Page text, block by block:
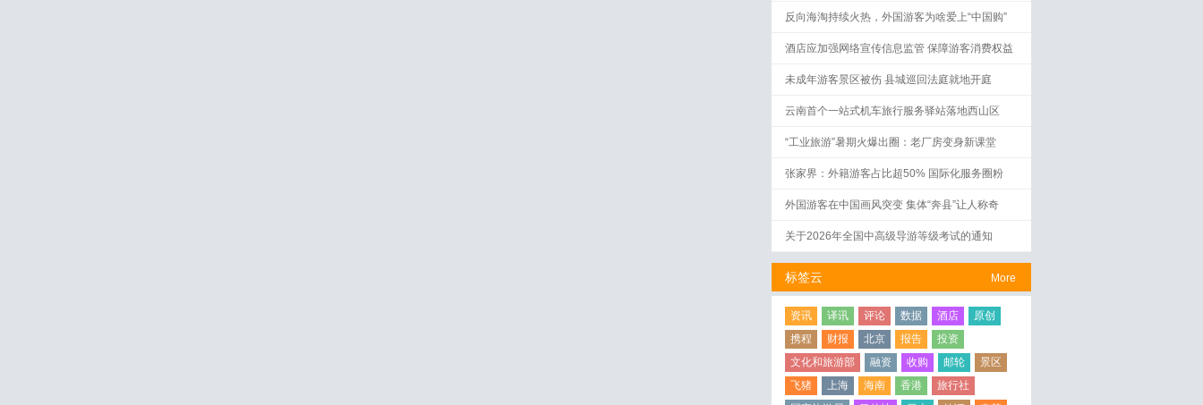
反向海淘持续火热，外国游客为啥爱上“中国购”
酒店应加强网络宣传信息监管 保障游客消费权益
未成年游客景区被伤 县城巡回法庭就地开庭
云南首个一站式机车旅行服务驿站落地西山区
“工业旅游”暑期火爆出圈：老厂房变身新课堂
张家界：外籍游客占比超50% 国际化服务圈粉
外国游客在中国画风突变 集体“奔县”让人称奇
关于2026年全国中高级导游等级考试的通知
More
标签云
资讯 译讯 评论 数据 酒店
原创
携程
财报 北京 报告
投资
文化和旅游部
融资 收购 邮轮
景区
飞猪
上海 海南 香港
旅行社